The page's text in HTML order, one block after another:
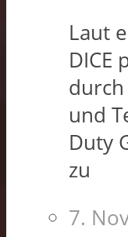
Laut
DICE
und
Duty
zu
7.